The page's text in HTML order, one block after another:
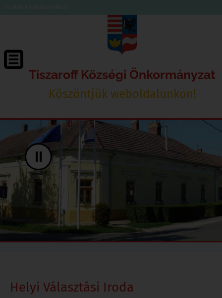
Tiszaroff Községi Önkormányzat
Köszöntjük weboldalunkon!
II
Helyi Választási Iroda